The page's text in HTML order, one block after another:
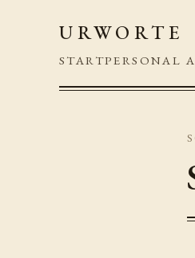
URWORTE
STARTPERSONAL